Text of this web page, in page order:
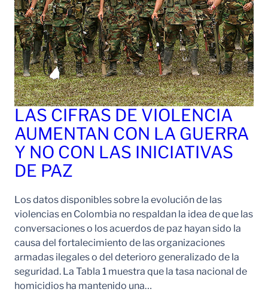
LAS CIFRAS DE VIOLENCIA
AUMENTAN CON LA GUERRA
Y NO CON LAS INICIATIVAS
DE PAZ
Los datos disponibles sobre la evolución de las
violencias en Colombia no respaldan la idea de que las
conversaciones o los acuerdos de paz hayan sido la
causa del fortalecimiento de las organizaciones
armadas ilegales o del deterioro generalizado de la
seguridad. La Tabla 1 muestra que la tasa nacional de
homicidios ha mantenido una…